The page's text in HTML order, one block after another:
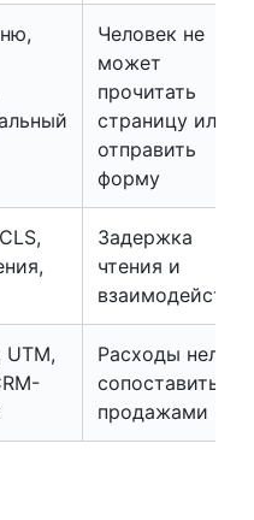
Человек не
может
прочитать
страницу или
отправить
форму
Задержка
чтения и
Расходы нельзя
сопоставить с
продажами